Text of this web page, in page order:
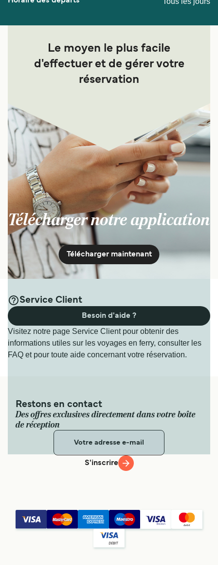
Le moyen le plus facile
d'effectuer et de gérer votre
réservation
Télécharger notre application
Télécharger maintenant
Service Client
Visitez notre page Service Client pour obtenir des
informations utiles sur les voyages en ferry, consulter les
FAQ et pour toute aide concernant votre réservation.
Besoin d'aide ?
Restons en contact
Des offres exclusives directement dans votre boîte
de réception
S'inscrire